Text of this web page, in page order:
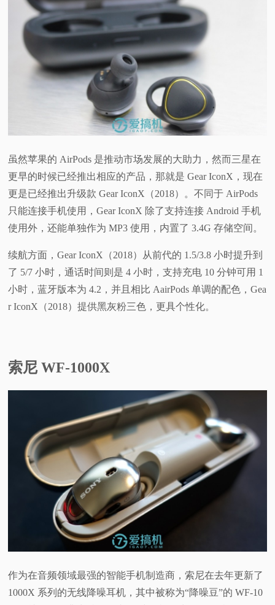
虽然苹果的 AirPods 是推动市场发展的大助力，然而三星在
更早的时候已经推出相应的产品，那就是 Gear IconX，现在
更是已经推出升级款 Gear IconX（2018）。不同于 AirPods
只能连接手机使用，Gear IconX 除了支持连接 Android 手机
使用外，还能单独作为 MP3 使用，内置了 3.4G 存储空间。
续航方面，Gear IconX（2018）从前代的 1.5/3.8 小时提升到
了 5/7 小时，通话时间则是 4 小时，支持充电 10 分钟可用 1
小时，蓝牙版本为 4.2，并且相比 AairPods 单调的配色，Gea
r IconX（2018）提供黑灰粉三色，更具个性化。
索尼 WF-1000X
作为在音频领域最强的智能手机制造商，索尼在去年更新了
1000X 系列的无线降噪耳机，其中被称为“降噪豆”的 WF-10